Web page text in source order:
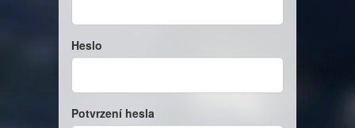
Heslo
Potvrzení hesla